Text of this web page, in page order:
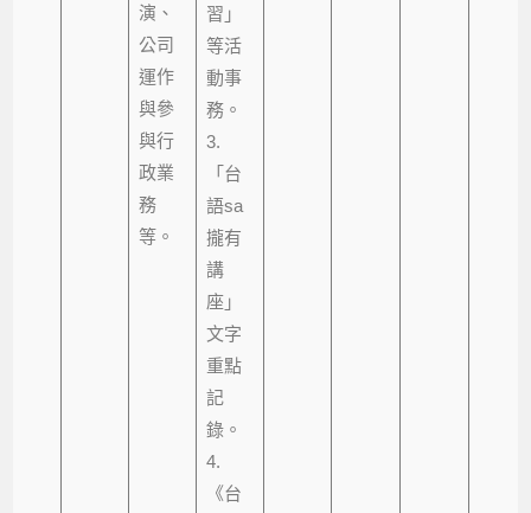
演、
公司
運作
與參
與行
政業
務
等。
習」
等活
動事
務。
3.
「台
語sa
攏有
講
座」
文字
重點
記
錄。
4.
《台